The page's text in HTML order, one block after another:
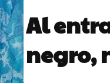
Al
negro,